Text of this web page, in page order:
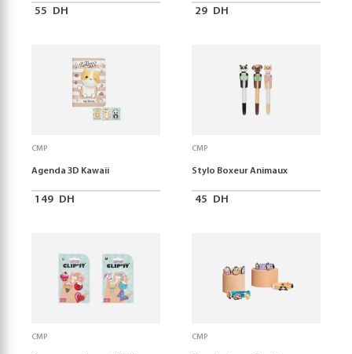
55 DH 29 DH
CMP
Agenda 3D Kawaii
149 DH
CMP
Stylo Boxeur Animaux
45 DH
CMP CMP